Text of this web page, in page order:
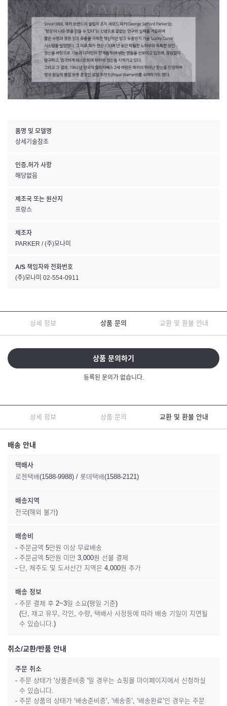
품명 및 모델명
상세기술참조
인증.허가 사항
해당없음
제조국 또는 원산지
프랑스
제조자
PARKER / (주)모나미
A/S 책임자와 전화번호
(주)모나미 02-554-0911
상세 정보 상품 문의 교환 및 환불 안내
상품 문의하기
등록된 문의가 없습니다.
상세 정보 상품 문의 교환 및 환불 안내
배송 안내
택배사
로젠택배(1588-9988) / 롯데택배(1588-2121)
배송지역
전국(해외 불가)
배송비
- 주문금액 5만원 이상 무료배송
- 주문금액 5만원 미만 3,000원 선불 결제
- 단, 제주도 및 도서산간 지역은 4,000원 추가
배송 정보
- 주문 결제 후 2~3일 소요(평일 기준)
(단, 재고 유무, 각인, 수량, 택배사 사정등에 따라 배송 기일이 지연될
수 있습니다.)
취소/교환/반품 안내
주문 취소
- 주문 상태가 '상품준비중 '일 경우는 쇼핑몰 마이페이지에서 신청하실
수 있습니다.
- 주문 상품의 상태가 ‘배송준비중’, ‘배송중’, ‘배송완료’인 경우는 주문